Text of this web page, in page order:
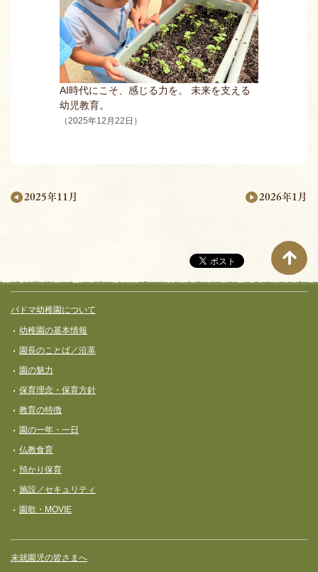
AI時代にこそ、感じる力を。 未来を支える
幼児教育。
（2025年12月22日）
ペ
ー
ジ
ナ
ビ
ゲ
ー
シ
ョ
ン
2025年11月 2026年1月
フッターコンテンツ
パドマ幼稚園について
幼稚園の基本情報
園長のことば／沿革
園の魅力
保育理念・保育⽅針
教育の特徴
園の一年・一日
仏教食育
預かり保育
施設／セキュリティ
園歌・MOVIE
未就園児の皆さまへ